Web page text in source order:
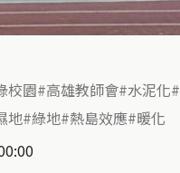
校園 高雄教師會 水泥化
地 綠地 熱島效應 暖化